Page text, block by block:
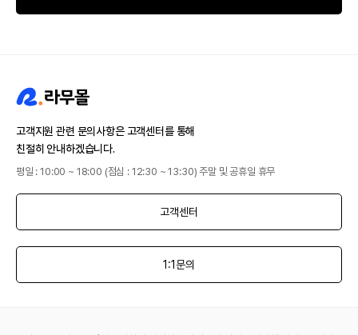
고객지원 관련 문의사항은 고객센터를 통해
친절히 안내하겠습니다.
평일 : 10:00 ~ 18:00 (점심 : 12:30 ~ 13:30) 주말 및 공휴일 휴무
고객센터
1:1문의